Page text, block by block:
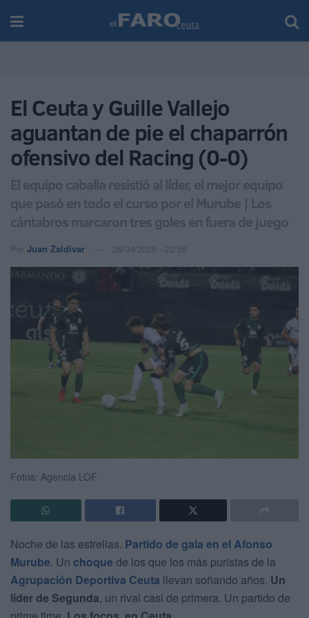
El Ceuta y Guille Vallejo
aguantan de pie el chaparrón
ofensivo del Racing (0-0)
El equipo caballa resistió al líder, el mejor equipo
que pasó en todo el curso por el Murube | Los
cántabros marcaron tres goles en fuera de juego
Por Juan Zaldívar 26/04/2026 - 22:58
Fotos: Agencia LOF
Noche de las estrellas. Partido de gala en el Afonso
Murube. Un choque de los que los más puristas de la
Agrupación Deportiva Ceuta llevan soñando años. Un
líder de Segunda, un rival casi de primera. Un partido de